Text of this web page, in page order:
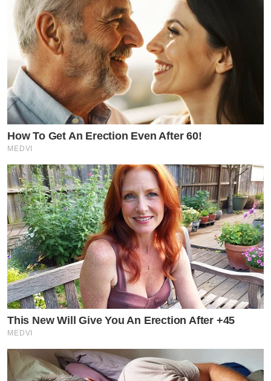
How To Get An Erection Even After 60!
MEDVI
This New Will Give You An Erection After +45
MEDVI